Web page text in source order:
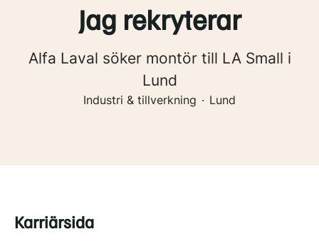
Jag rekryterar
Alfa Laval söker montör till LA Small i
Lund
Industri & tillverkning · Lund
Karriärsida